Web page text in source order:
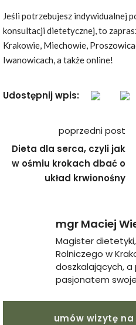
Jeśli potrzebujesz indywidualnej
konsultacji dietetycznej, to
Krakowie, Miechowie,
Iwanowicach, a także online!
Udostępnij wpis:
Nawigacja
wpisu
poprzedni post
Dieta dla serca, czyli jak
w ośmiu krokach dbać o
układ krwionośny
mgr Maciej
Magister
Rolniczego w
doszkalających,
pasjonatem
umów wizytę